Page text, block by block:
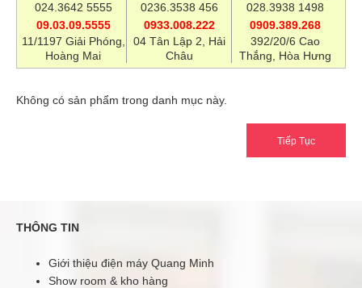
024.3642 5555
09.03.09.5555
11/1197 Giải Phóng,
Hoàng Mai
0236.3538 456
0933.008.222
04 Tân Lập 2, Hải
Châu
028.3938 1498
0909.389.268
392/20/6 Cao
Thắng, Hòa Hưng
Không có sản phẩm trong danh mục này.
Tiếp Tục
THÔNG TIN
Giới thiệu điện máy Quang Minh
Show room & kho hàng